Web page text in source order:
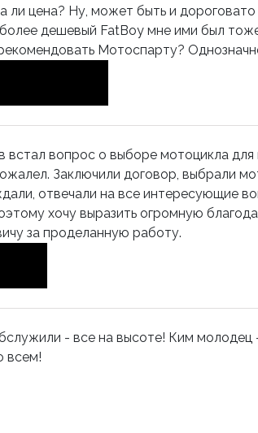
ли цена? Ну, может быть и
дешевый FatBoy мне ими был
Мотоспарту?
встал вопрос о выборе мотоцикла
Заключили договор, выбрали
отвечали на все интересующие
хочу выразить огромную
за проделанную работу.
- все на высоте! Ким
всем!